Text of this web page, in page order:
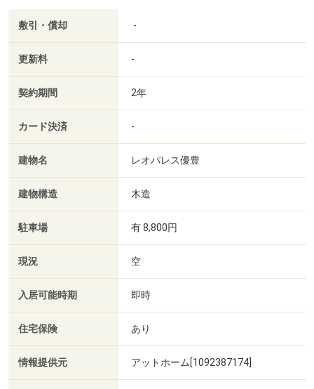
敷引・償却 -
更新料 -
契約期間 2年
カード決済 -
建物名 レオパレス優豊
建物構造 木造
駐車場 有 8,800円
現況 空
入居可能時期 即時
住宅保険 あり
情報提供元 アットホーム[1092387174]